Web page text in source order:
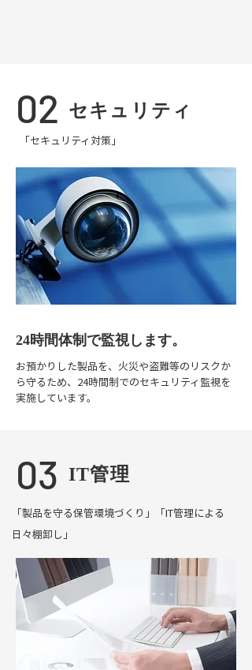
02 セキュリティ
「セキュリティ対策」
24時間体制で監視します。
お預かりした製品を、火災や盗難等のリスクか
ら守るため、24時間制でのセキュリティ監視を
実施しています。
03 IT管理
「製品を守る保管環境づくり」「IT管理による
日々棚卸し」